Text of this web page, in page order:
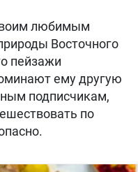
любимым
Восточного
пейзажи
ему другую
подписчикам,
по